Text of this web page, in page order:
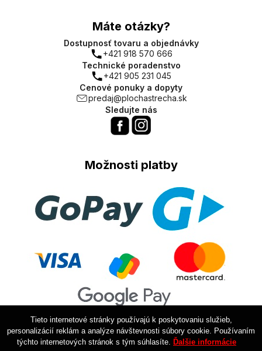
Máte otázky?
Dostupnosť tovaru a objednávky
+421 918 570 666
Technické poradenstvo
+421 905 231 045
Cenové ponuky a dopyty
predaj@plochastrecha.sk
Sledujte nás
Možnosti platby
Tieto internetové stránky používajú k poskytovaniu služieb,
personalizácií reklám a analýze návštevnosti súbory cookie. Používaním
týchto internetových stránok s tým súhlasíte. Ďalšie informácie